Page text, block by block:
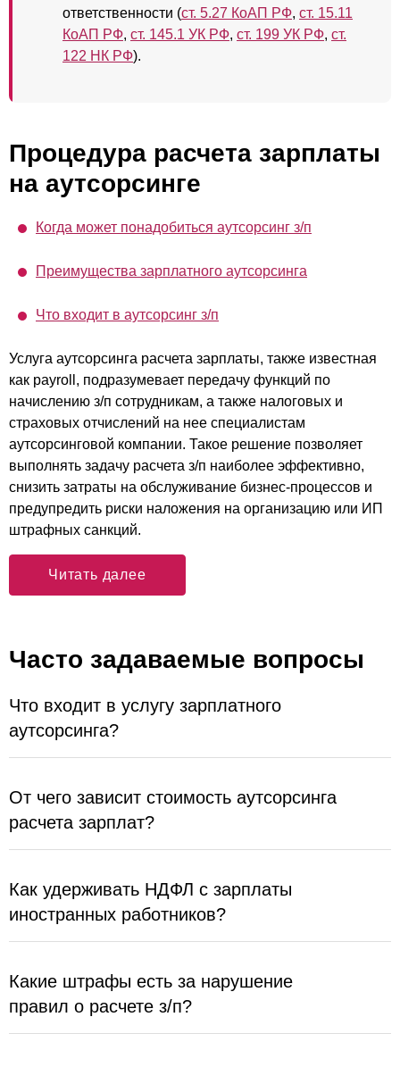
ответственности (ст. 5.27 КоАП РФ, ст. 15.11
КоАП РФ, ст. 145.1 УК РФ, ст. 199 УК РФ, ст.
122 НК РФ).
Процедура расчета зарплаты
на аутсорсинге
Когда может понадобиться аутсорсинг з/п
Преимущества зарплатного аутсорсинга
Что входит в аутсорсинг з/п
Услуга аутсорсинга расчета зарплаты, также известная
как payroll, подразумевает передачу функций по
начислению з/п сотрудникам, а также налоговых и
страховых отчислений на нее специалистам
аутсорсинговой компании. Такое решение позволяет
выполнять задачу расчета з/п наиболее эффективно,
снизить затраты на обслуживание бизнес-процессов и
предупредить риски наложения на организацию или ИП
штрафных санкций.
Читать далее
Часто задаваемые вопросы
Что входит в услугу зарплатного
аутсорсинга?
От чего зависит стоимость аутсорсинга
расчета зарплат?
Как удерживать НДФЛ с зарплаты
иностранных работников?
Какие штрафы есть за нарушение
правил о расчете з/п?